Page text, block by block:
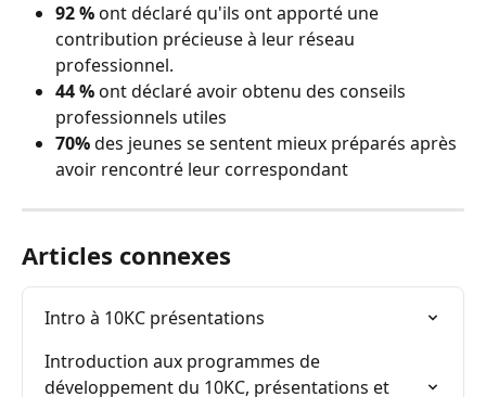
92 % ont déclaré qu'ils ont apporté une
contribution précieuse à leur réseau
professionnel.
44 % ont déclaré avoir obtenu des conseils
professionnels utiles
70% des jeunes se sentent mieux préparés après
avoir rencontré leur correspondant
Articles connexes
Intro à 10KC présentations
Introduction aux programmes de
développement du 10KC, présentations et